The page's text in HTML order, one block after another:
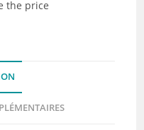
the price